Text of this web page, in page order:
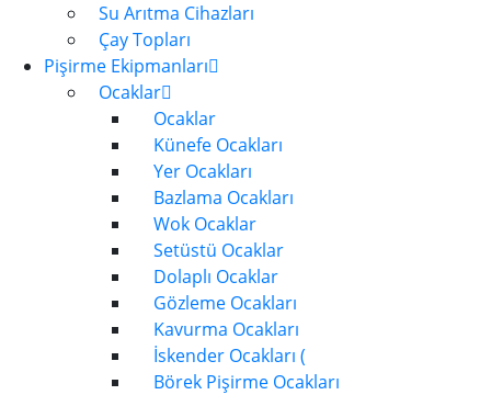
Su Arıtma Cihazları
Çay Topları
Pişirme Ekipmanları
Ocaklar
Ocaklar
Künefe Ocakları
Yer Ocakları
Bazlama Ocakları
Wok Ocaklar
Setüstü Ocaklar
Dolaplı Ocaklar
Gözleme Ocakları
Kavurma Ocakları
İskender Ocakları (
Börek Pişirme Ocakları